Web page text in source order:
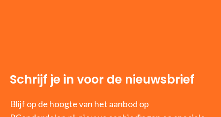
Schrijf je in voor de nieuwsbrief
Blijf op de hoogte van het aanbod op